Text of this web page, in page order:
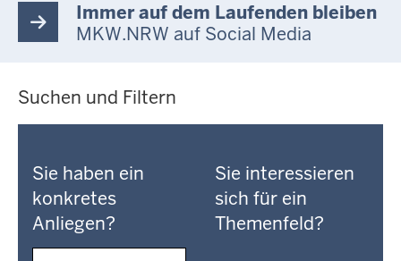
Immer auf dem Laufenden bleiben
MKW.NRW auf Social Media
Suchen und Filtern
Sie haben ein
konkretes
Anliegen?
Sie interessieren
sich für ein
Themenfeld?